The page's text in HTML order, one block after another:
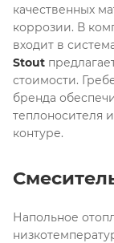
качественных
коррозии. В
входит в
Stout
стоимости.
бренда
теплоносителя
контуре.
Напольное